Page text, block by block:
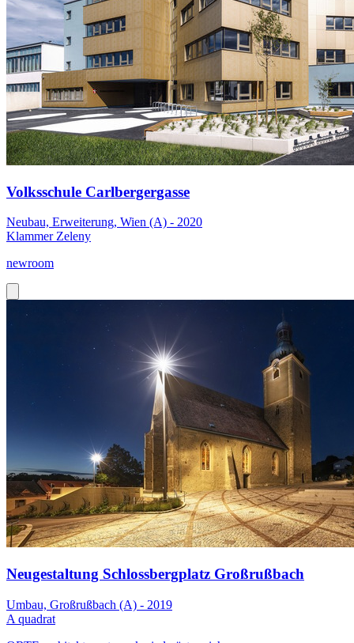
Volksschule Carlbergergasse
Neubau, Erweiterung, Wien (A) - 2020
Klammer Zeleny
newroom
Neugestaltung Schlossbergplatz Großrußbach
Umbau, Großrußbach (A) - 2019
A quadrat